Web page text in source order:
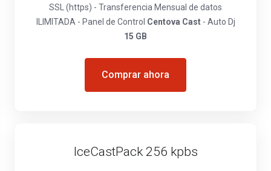
SSL (https) - Transferencia Mensual de datos
ILIMITADA - Panel de Control Centova Cast- Auto Dj
15 GB
Comprar ahora
IceCastPack 256 kpbs